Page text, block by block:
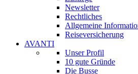
Newsletter
Rechtliches
Allgemeine
Reiseversicherung
AVANTI
Unser Profil
10 gute Gründe
Die Busse